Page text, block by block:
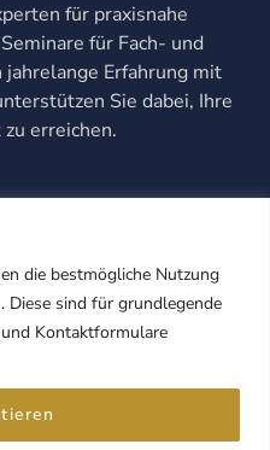
die bestmögliche Nutzung
Diese sind für grundlegende
Kontaktformulare
für praxisnahe
für Fach- und
Erfahrung mit
Sie dabei, Ihre
erreichen.